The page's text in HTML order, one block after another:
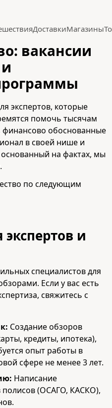
ДоставкиМагазины
вакансии
экспертов, которые
помочь тысячам
финансово обоснованные
в своей нише и
основанный на фактах, мы
по следующим
и
специалистов для
Если у вас есть
свяжитесь с
Создание обзоров
кредиты, ипотека),
опыт работы в
сфере не менее 3 лет.
Написание
полисов (ОСАГО, КАСКО),